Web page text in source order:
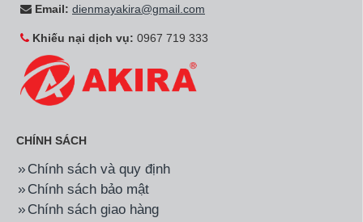
Email: dienmayakira@gmail.com
Khiếu nại dịch vụ: 0967 719 333
CHÍNH SÁCH
Chính sách và quy định
Chính sách bảo mật
Chính sách giao hàng